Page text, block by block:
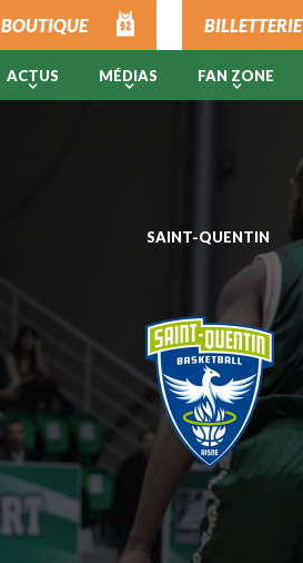
BOUTIQUE BILLETTERIE
ACTUS MÉDIAS FAN ZONE
SAINT-QUENTIN